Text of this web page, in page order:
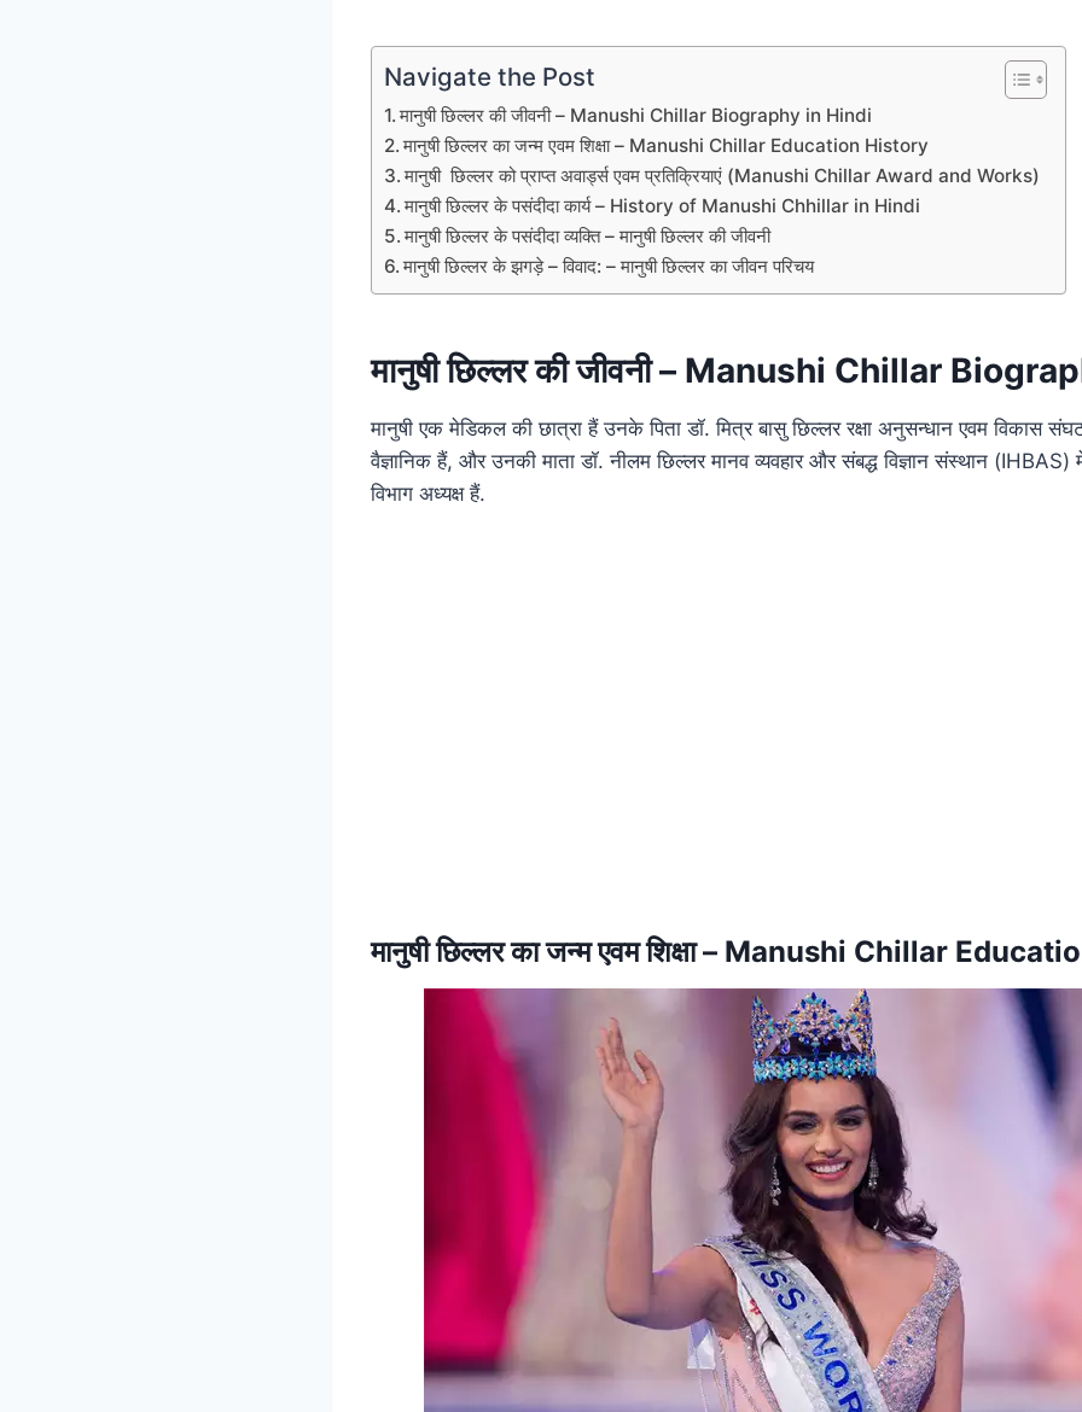
Navigate the Post
मानुषी छिल्लर की जीवनी – Manushi Chillar Biography in Hindi
मानुषी छिल्लर का जन्म एवम शिक्षा – Manushi Chillar Education History
मानुषी छिल्लर को प्राप्त अवार्ड्स एवम प्रतिक्रियाएं (Manushi Chillar Award and Works)
मानुषी छिल्लर के पसंदीदा कार्य – History of Manushi Chhillar in Hindi
मानुषी छिल्लर के पसंदीदा व्यक्ति – मानुषी छिल्लर की जीवनी
मानुषी छिल्लर के झगड़े – विवाद: – मानुषी छिल्लर का जीवन परिचय
मानुषी छिल्लर की जीवनी – Manushi Chillar
मानुषी एक मेडिकल की छात्रा हैं उनके पिता डॉ. मित्र बासु छिल्लर रक्षा अनुसन्धान एवम विकास
वैज्ञानिक हैं, और उनकी माता डॉ. नीलम छिल्लर मानव व्यवहार और संबद्ध विज्ञान संस्थान
विभाग अध्यक्ष हैं.
मानुषी छिल्लर का जन्म एवम शिक्षा – Manushi Chillar